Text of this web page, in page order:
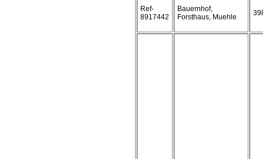
Ref-
8917442
Bauernhof,
Forsthaus, Muehle